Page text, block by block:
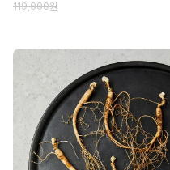
119,000원